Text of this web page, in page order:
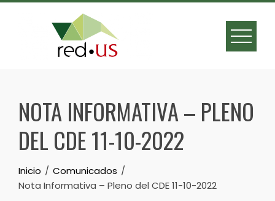
Skip
NOTA INFORMATIVA – PLENO
DEL CDE 11-10-2022
Inicio
Comunicados
Nota Informativa – Pleno del CDE 11-10-2022